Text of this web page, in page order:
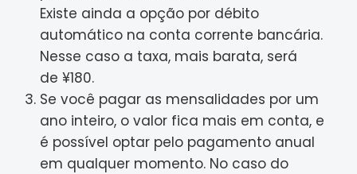
Existe ainda a opção por débito
automático na conta corrente bancária.
Nesse caso a taxa, mais barata, será
de ¥180.
Se você pagar as mensalidades por um
ano inteiro, o valor fica mais em conta, e
é possível optar pelo pagamento anual
em qualquer momento. No caso do